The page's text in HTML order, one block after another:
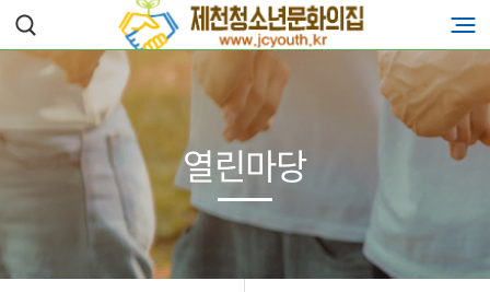
열린마당